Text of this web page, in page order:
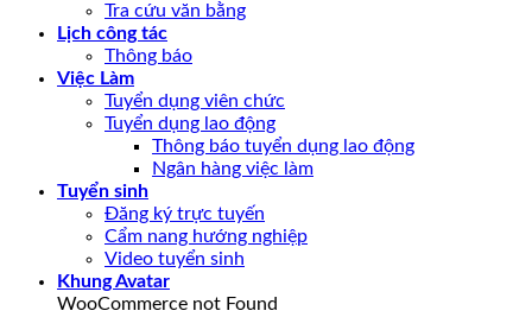
Tra cứu văn bằng
Lịch công tác
Thông báo
Việc Làm
Tuyển dụng viên chức
Tuyển dụng lao động
Thông báo tuyển dụng lao động
Ngân hàng việc làm
Tuyển sinh
Đăng ký trực tuyến
Cẩm nang hướng nghiệp
Video tuyển sinh
Khung Avatar
WooCommerce not Found